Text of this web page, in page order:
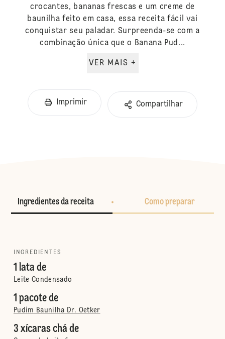
crocantes, bananas frescas e um creme de
baunilha feito em casa, essa receita fácil vai
conquistar seu paladar. Surpreenda-se com a
combinação única que o Banana Pud...
VER MAIS +
Imprimir Compartilhar
Ingredientes da receita Como preparar
INGREDIENTES
1 lata de
Leite Condensado
1 pacote de
Pudim Baunilha Dr. Oetker
3 xícaras chá de